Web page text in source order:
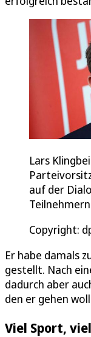
Lars
auf der
Copyright:
Er habe damals
gestellt. Nach
dadurch aber
den er gehen
Viel Sport,